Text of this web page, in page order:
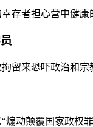
存者担心营中健
留来恐吓政治和
煽动颠覆国家政权